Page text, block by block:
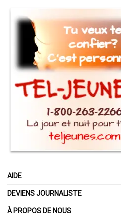
AIDE
DEVIENS JOURNALISTE
À PROPOS DE NOUS